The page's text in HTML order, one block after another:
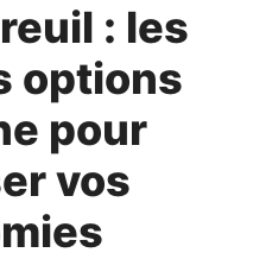
: les
options
pour
vos